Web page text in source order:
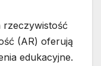
rzeczywistość
(AR) oferują
edukacyjne.